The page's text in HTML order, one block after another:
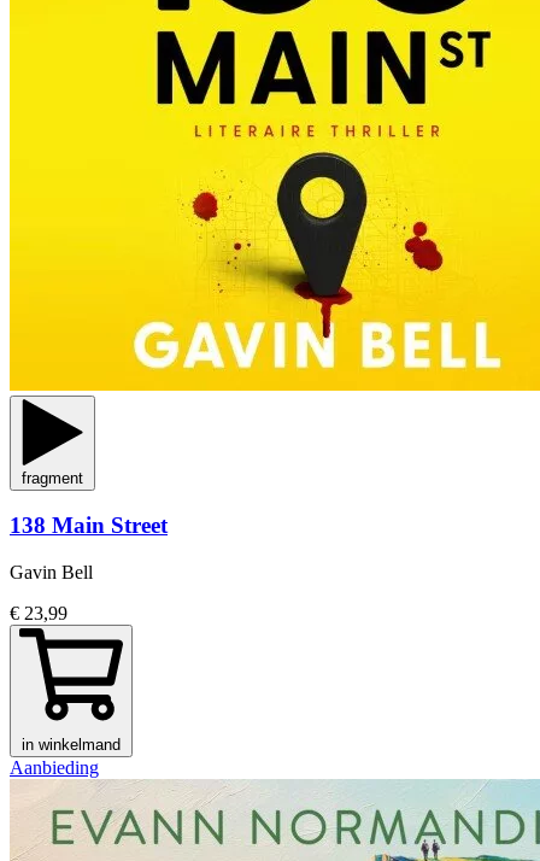
fragment
138 Main Street
Gavin Bell
€ 23,99
in winkelmand
Aanbieding